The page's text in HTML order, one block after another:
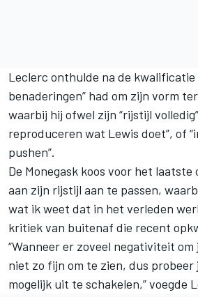
Leclerc onthulde na de kwalificatie
benaderingen” had om zijn vorm
waarbij hij ofwel zijn “rijstijl
reproduceren wat Lewis doet”, of
pushen”.
De Monegask koos voor het laatste
aan zijn rijstijl aan te passen,
wat ik weet dat in het verleden
kritiek van buitenaf die recent
“Wanneer er zoveel negativiteit om
niet zo fijn om te zien, dus probeer
mogelijk uit te schakelen,” voegde